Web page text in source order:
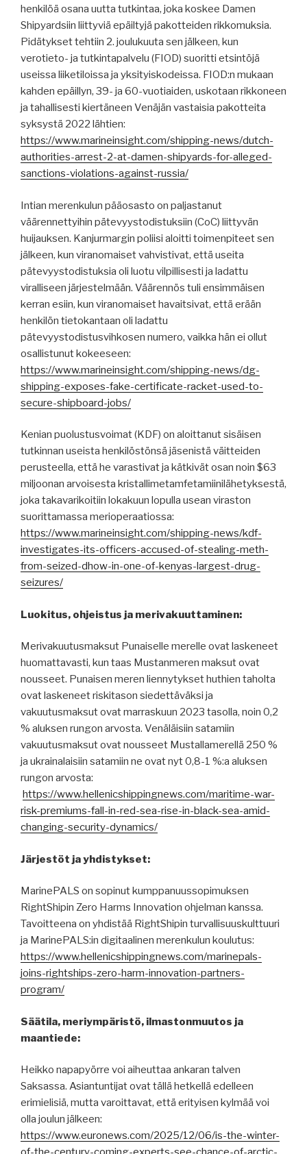
henkilöä osana uutta tutkintaa, joka koskee Damen
Shipyardsiin liittyviä epäiltyjä pakotteiden rikkomuksia.
Pidätykset tehtiin 2. joulukuuta sen jälkeen, kun
verotieto- ja tutkintapalvelu (FIOD) suoritti etsintöjä
useissa liiketiloissa ja yksityiskodeissa. FIOD:n mukaan
kahden epäillyn, 39- ja 60-vuotiaiden, uskotaan rikkoneen
ja tahallisesti kiertäneen Venäjän vastaisia ​​pakotteita
syksystä 2022 lähtien:
https://www.marineinsight.com/shipping-news/dutch-
authorities-arrest-2-at-damen-shipyards-for-alleged-
sanctions-violations-against-russia/
Intian merenkulun pääosasto on paljastanut
väärennettyihin pätevyystodistuksiin (CoC) liittyvän
huijauksen. Kanjurmargin poliisi aloitti toimenpiteet sen
jälkeen, kun viranomaiset vahvistivat, että useita
pätevyystodistuksia oli luotu vilpillisesti ja ladattu
viralliseen järjestelmään. Väärennös tuli ensimmäisen
kerran esiin, kun viranomaiset havaitsivat, että erään
henkilön tietokantaan oli ladattu
pätevyystodistusvihkosen numero, vaikka hän ei ollut
osallistunut kokeeseen:
https://www.marineinsight.com/shipping-news/dg-
shipping-exposes-fake-certificate-racket-used-to-
secure-shipboard-jobs/
Kenian puolustusvoimat (KDF) on aloittanut sisäisen
tutkinnan useista henkilöstönsä jäsenistä väitteiden
perusteella, että he varastivat ja kätkivät osan noin $63
miljoonan arvoisesta kristallimetamfetamiinilähetyksestä,
joka takavarikoitiin lokakuun lopulla usean viraston
suorittamassa merioperaatiossa:
https://www.marineinsight.com/shipping-news/kdf-
investigates-its-officers-accused-of-stealing-meth-
from-seized-dhow-in-one-of-kenyas-largest-drug-
seizures/
Luokitus, ohjeistus ja merivakuuttaminen:
Merivakuutusmaksut Punaiselle merelle ovat laskeneet
huomattavasti, kun taas Mustanmeren maksut ovat
nousseet. Punaisen meren liennytykset huthien taholta
ovat laskeneet riskitason siedettäväksi ja
vakuutusmaksut ovat marraskuun 2023 tasolla, noin 0,2
% aluksen rungon arvosta. Venäläisiin satamiin
vakuutusmaksut ovat nousseet Mustallamerellä 250 %
ja ukrainalaisiin satamiin ne ovat nyt 0,8-1 %:a aluksen
rungon arvosta:
https://www.hellenicshippingnews.com/maritime-war-
risk-premiums-fall-in-red-sea-rise-in-black-sea-amid-
changing-security-dynamics/
Järjestöt ja yhdistykset:
MarinePALS on sopinut kumppanuussopimuksen
RightShipin Zero Harms Innovation ohjelman kanssa.
Tavoitteena on yhdistää RightShipin turvallisuuskulttuuri
ja MarinePALS:in digitaalinen merenkulun koulutus:
https://www.hellenicshippingnews.com/marinepals-
joins-rightships-zero-harm-innovation-partners-
program/
Säätila, meriympäristö, ilmastonmuutos ja
maantiede:
Heikko napapyörre voi aiheuttaa ankaran talven
Saksassa. Asiantuntijat ovat tällä hetkellä edelleen
erimielisiä, mutta varoittavat, että erityisen kylmää voi
olla joulun jälkeen:
https://www.euronews.com/2025/12/06/is-the-winter-